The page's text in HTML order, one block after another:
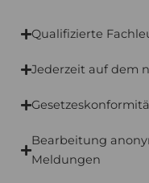
Qualifizierte
Jederzeit auf dem
Bearbeitung
Meldungen